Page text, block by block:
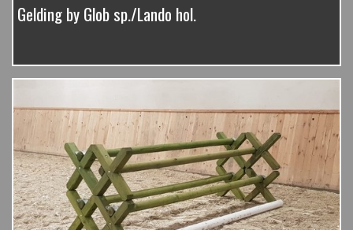
Gelding by Glob sp./Lando hol.